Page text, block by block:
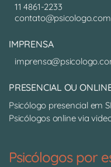
11 4861-2233
IMPRENSA
PRESENCIAL OU
Psicólogo presencial em
Psicólogos online via
Psicólogos por